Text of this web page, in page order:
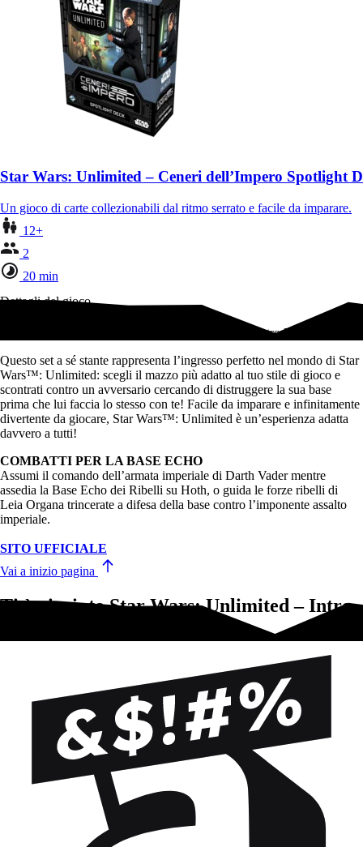
Star Wars: Unlimited – Ceneri dell’Impero Spotlight
Un gioco di carte collezionabili dal ritmo serrato e facile da imparare.
12+
2
20 min
Dettagli del gioco
Lanciati in un gioco dalle possibilità illimitate con Intro Battle: Hoth!
Questo set a sé stante rappresenta l’ingresso perfetto nel mondo di Star
Wars™: Unlimited: scegli il mazzo più adatto al tuo stile di gioco e
scontrati contro un avversario cercando di distruggere la sua base
prima che lui faccia lo stesso con te! Facile da imparare e infinitamente
divertente da giocare, Star Wars™: Unlimited è un’esperienza adatta
davvero a tutti!
COMBATTI PER LA BASE ECHO
Assumi il comando dell’armata imperiale di Darth Vader mentre
assedia la Base Echo dei Ribelli su Hoth, o guida le forze ribelli di
Leia Organa trincerate a difesa della base contro l’imponente assalto
imperiale.
SITO UFFICIALE
Vai a inizio pagina
Ti è piaciuto Star Wars: Unlimited – Intro